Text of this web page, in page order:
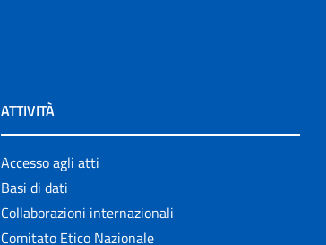
ATTIVITÀ
Accesso agli atti
Basi di dati
Collaborazioni internazionali
Comitato Etico Nazionale